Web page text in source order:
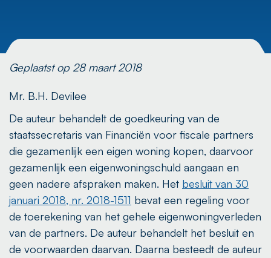
Geplaatst op 28 maart 2018
Mr. B.H. Devilee
De auteur behandelt de goedkeuring van de
staatssecretaris van Financiën voor fiscale partners
die gezamenlijk een eigen woning kopen, daarvoor
gezamenlijk een eigenwoningschuld aangaan en
geen nadere afspraken maken. Het besluit van 30
januari 2018, nr. 2018-1511 bevat een regeling voor
de toerekening van het gehele eigenwoningverleden
van de partners. De auteur behandelt het besluit en
de voorwaarden daarvan. Daarna besteedt de auteur